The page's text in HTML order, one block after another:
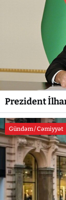
Prezident
Gündəm / Cəmiyyət